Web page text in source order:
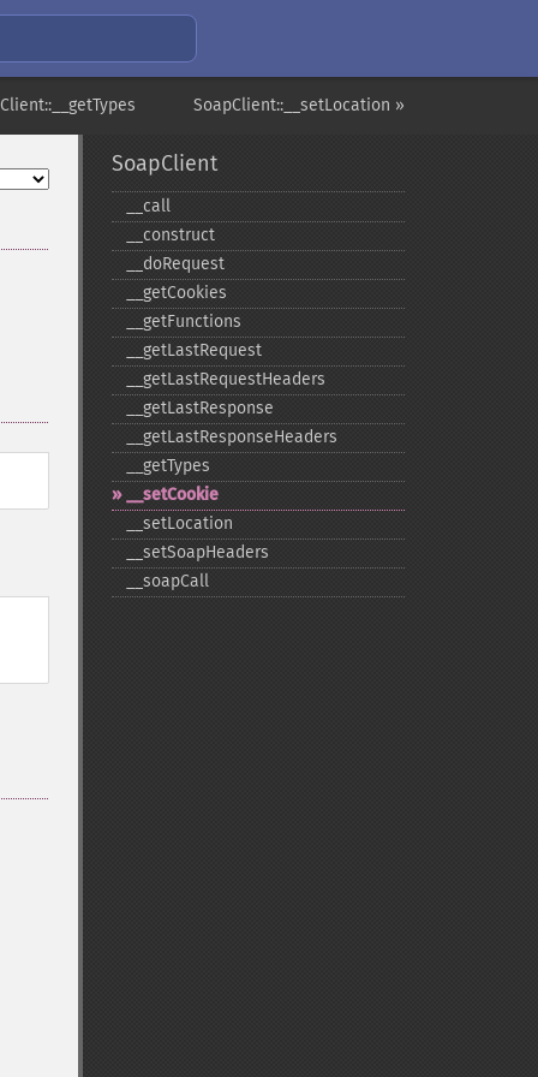
SoapClient::__setLocation »
SoapClient
_​_​call
_​_​construct
_​_​doRequest
_​_​getCookies
_​_​getFunctions
_​_​getLastRequest
_​_​getLastRequestHeaders
_​_​getLastResponse
_​_​getLastResponseHeaders
_​_​getTypes
_​_​setCookie
_​_​setLocation
_​_​setSoapHeaders
_​_​soapCall